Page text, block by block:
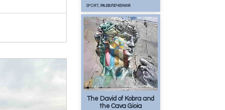
SPORT, РАЗВЛЕЧЕНИЯ
ЛЕТО 2026
апр. 2 min
62
The David of Kobra and
the Cava Gioia